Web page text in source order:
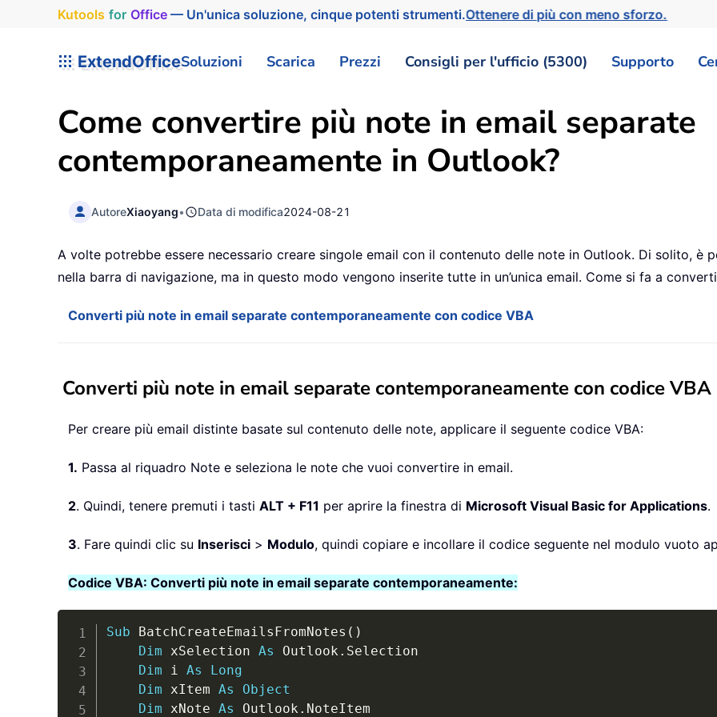
Kutools for Office— Un'unica soluzione, cinque potenti strumenti.Ottenere di più con meno sforzo.
ExtendOfficeSoluzioni Scarica Prezzi Consigli per l'ufficio (5300) Supporto
Come convertire più note in email separate
contemporaneamente in Outlook?
AutoreXiaoyang• Data di modifica2024-08-21
A volte potrebbe essere necessario creare singole email con il contenuto delle note in Outlook. Di solito, è
nella barra di navigazione, ma in questo modo vengono inserite tutte in un’unica email. Come si fa a
Converti più note in email separate contemporaneamente con codice VBA
Converti più note in email separate contemporaneamente con codice VBA
Per creare più email distinte basate sul contenuto delle note, applicare il seguente codice VBA:
1. Passa al riquadro Note e seleziona le note che vuoi convertire in email.
2. Quindi, tenere premuti i tasti ALT + F11 per aprire la finestra di Microsoft Visual Basic for Applications.
3. Fare quindi clic su Inserisci > Modulo, quindi copiare e incollare il codice seguente nel modulo vuoto
Codice VBA: Converti più note in email separate contemporaneamente:
Sub BatchCreateEmailsFromNotes ( )
Dim xSelection As Outlook . Selection
Dim i As
Long
Dim xItem As
Object
Dim xNote As Outlook . NoteItem